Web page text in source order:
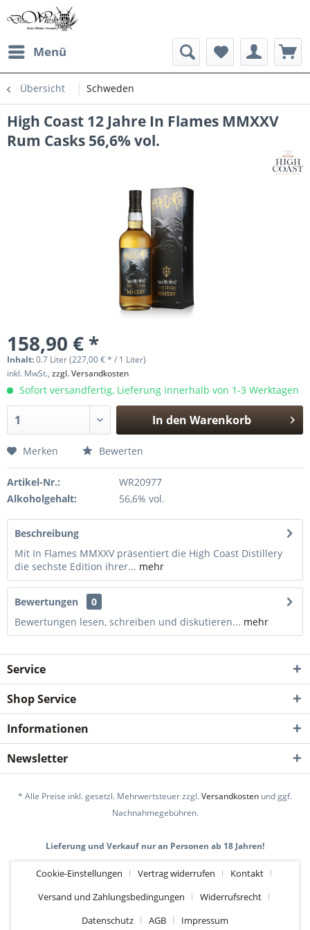
Menü
Übersicht Schweden
High Coast 12 Jahre In Flames MMXXV
Rum Casks 56,6% vol.
158,90 € *
Inhalt:0.7 Liter (227,00 € * / 1 Liter)
inkl. MwSt., zzgl. Versandkosten
Sofort versandfertig, Lieferung innerhalb von 1-3 Werktagen
In den Warenkorb
Merken Bewerten
Artikel-Nr.:
WR20977
Alkoholgehalt:
56,6% vol.
Beschreibung
Mit In Flames MMXXV präsentiert die High Coast Distillery
die sechste Edition ihrer... mehr
Bewertungen
0
Bewertungen lesen, schreiben und diskutieren... mehr
Service
Shop Service
Informationen
Newsletter
* Alle Preise inkl. gesetzl. Mehrwertsteuer zzgl.Versandkosten und ggf.
Nachnahmegebühren.
Lieferung und Verkauf nur an Personen ab 18 Jahren!
Cookie-Einstellungen Vertrag widerrufen
Kontakt
Versand und Zahlungsbedingungen
Widerrufsrecht
Datenschutz
AGB Impressum